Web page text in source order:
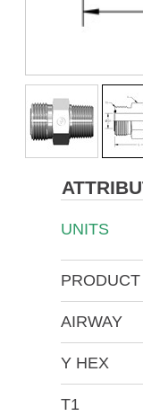
UNITS
AIRWAY
Y HEX
T1